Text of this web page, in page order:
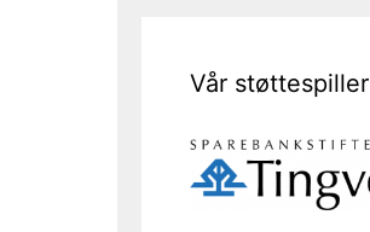
Vår støttespiller